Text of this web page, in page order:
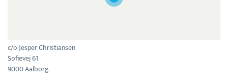
c/o Jesper Christiansen
Sofievej 61
9000 Aalborg